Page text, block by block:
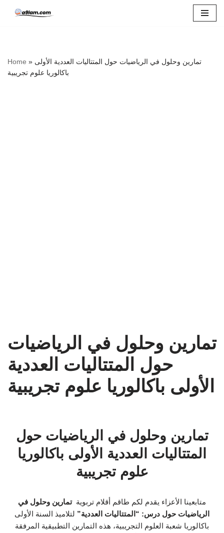
Home » تمارين وحلول في الرياضيات حول المتتاليات العددية الأولى
باكالوريا علوم تجريبية
تمارين وحلول في الرياضيات
حول المتتاليات العددية
الأولى باكالوريا علوم تجريبية
تمارين وحلول في الرياضيات حول
المتتاليات العددية الأولى باكالوريا
علوم تجريبية
متابعينا الأعزاء يقدم لكم طاقم أقلام تربويةتمارين وحلول في
الرياضيات حول درس: “المتتاليات العددية” لتلاميذ السنة الأولى
باكالوريا شعبة العلوم التجريبية، هذه التمارين التطبيقية المرفقة